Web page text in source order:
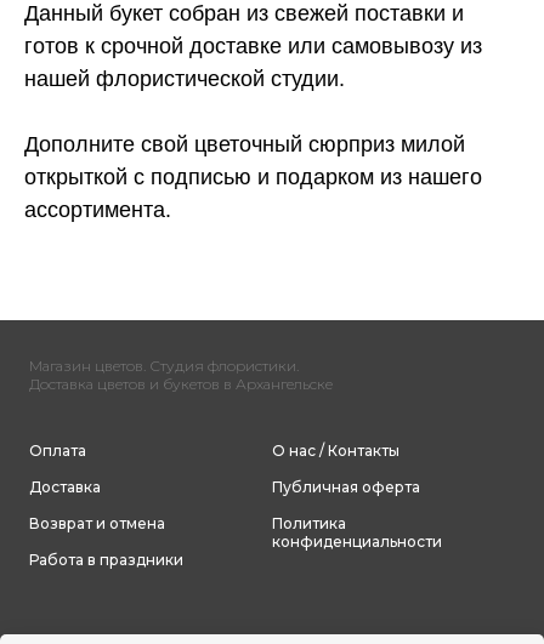
Данный букет собран из свежей поставки и
готов к срочной доставке или самовывозу из
нашей флористической студии.
Дополните свой цветочный сюрприз милой
открыткой с подписью и подарком из нашего
ассортимента.
Магазин цветов. Студия флористики.
Доставка цветов и букетов в Архангельске
Оплата
Доставка
Возврат и отмена
Работа в праздники
О нас / Контакты
Публичная оферта
Политика
конфиденциальности